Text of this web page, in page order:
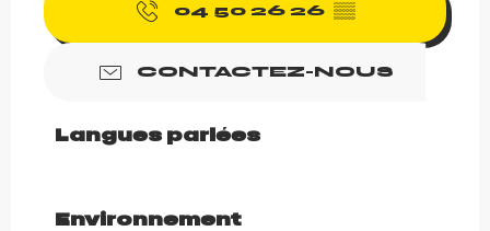
04 50 26 26 ▒▒
CONTACTEZ-NOUS
Langues parlées
Langues parlées
Environnement
Environnement